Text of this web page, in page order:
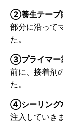
②養生テープ
部分に沿って
た。
③プライマー
前に、接着剤
た。
④シーリング
注入していき